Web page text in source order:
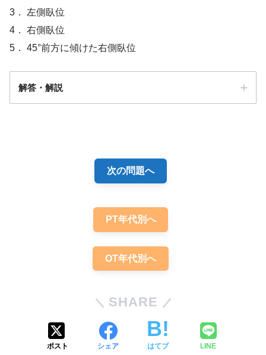
3． 左側臥位
4． 右側臥位
5． 45°前方に傾けた右側臥位
解答・解説
次の問題へ
PT年代別へ
OT年代別へ
SHARE
ポスト シェア はてブ LINE